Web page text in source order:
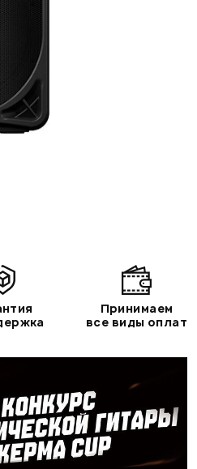
Принимаем
все виды оплат